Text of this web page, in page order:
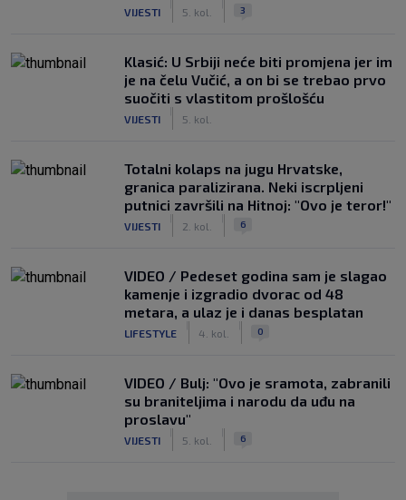
VIJESTI 5. kol. 3
Klasić: U Srbiji neće biti promjena jer im
je na čelu Vučić, a on bi se trebao prvo
suočiti s vlastitom prošlošću
VIJESTI 5. kol.
Totalni kolaps na jugu Hrvatske,
granica paralizirana. Neki iscrpljeni
putnici završili na Hitnoj: "Ovo je teror!"
VIJESTI 2. kol. 6
VIDEO / Pedeset godina sam je slagao
kamenje i izgradio dvorac od 48
metara, a ulaz je i danas besplatan
LIFESTYLE 4. kol. 0
VIDEO / Bulj: "Ovo je sramota, zabranili
su braniteljima i narodu da uđu na
proslavu"
VIJESTI 5. kol. 6